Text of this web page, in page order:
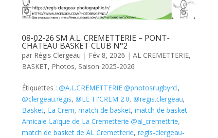
08-02-26 SM A.L. CREMETTERIE – PONT-
CHÂTEAU BASKET CLUB N°2
par Régis Clergeau | Fév 8, 2026 | AL CREMETTERIE,
BASKET, Photos, Saison 2025-2026
Étiquettes : @A.L.CREMETTERIE @photosrugbyrcl,
@clergeau.regis, @LE TI'CREM 2.0, @regis.clergeau,
Basket, La Crem, match de basket, match de basket
Amicale Laïque de La Cremetterie @al_cremettrie,
match de basket de AL Cremetterie, regis-clergeau-